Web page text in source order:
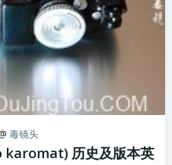
毒镜头
历史及版本英